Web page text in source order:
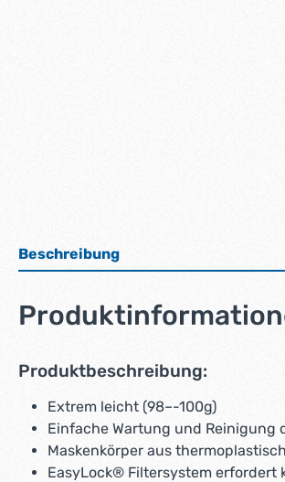
Beschreibung
Produktbeschreibung:
Extrem leicht (98–-100g)
Einfache Wartung und Reinigung
Maskenkörper aus
EasyLock® Filtersystem erfordert